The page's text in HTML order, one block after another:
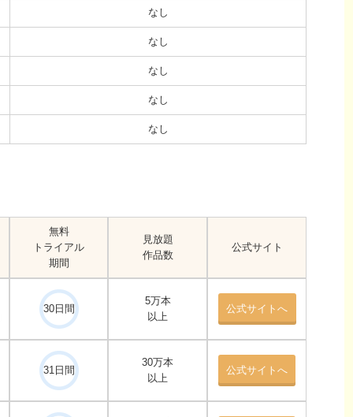
なし
なし
なし
なし
なし
無料
トライアル
期間
見放題
作品数
公式サイト
30日間
5万本
以上
公式サイトへ
31日間
30万本
以上
公式サイトへ